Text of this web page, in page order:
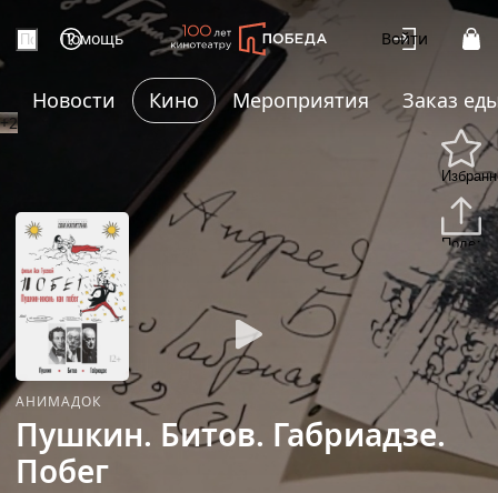
Помощь Войти
Новости Кино Мероприятия Заказ
+2
АНИМАДОК
Пушкин. Битов. Габриадзе.
Побег